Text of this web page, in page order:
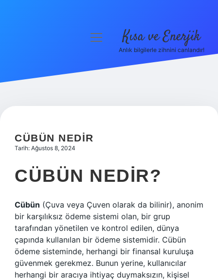
Hakkımızda
menüyü
Kısa ve Enerjik
Anlık bilgilerle zihnini canlandır!
CÜBÜN NEDIR
Tarih: Ağustos 8, 2024
CÜBÜN NEDIR?
Cübün (Çuva veya Çuven olarak da bilinir), anonim
bir karşılıksız ödeme sistemi olan, bir grup
tarafından yönetilen ve kontrol edilen, dünya
çapında kullanılan bir ödeme sistemidir. Cübün
ödeme sisteminde, herhangi bir finansal kuruluşa
güvenmek gerekmez. Bunun yerine, kullanıcılar
herhangi bir aracıya ihtiyaç duymaksızın, kişisel